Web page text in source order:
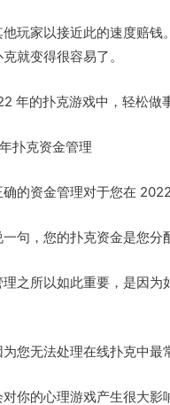
他玩家以接近此的速度赔
就变得很容易了。
年的扑克游戏中，轻松做
扑克资金管理
的资金管理对于您在
句，您的扑克资金是您分
理之所以如此重要，是因
您无法处理在线扑克中最
对你的心理游戏产生很大